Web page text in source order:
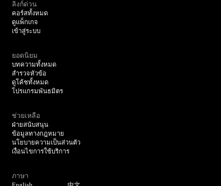
ลิงก์ด่วน
คอร์สทั้งหมด
ดูแพ็กเกจ
เข้าสู่ระบบ
ยอดนิยม
บทความทั้งหมด
สำรวจหัวข้อ
ดูโค้ชทั้งหมด
โปรแกรมพันธมิตร
ช่วยเหลือ
ฝ่ายสนับสนุน
ข้อมูลทางกฎหมาย
นโยบายความเป็นส่วนตัว
เงื่อนไขการใช้บริการ
ภาษา